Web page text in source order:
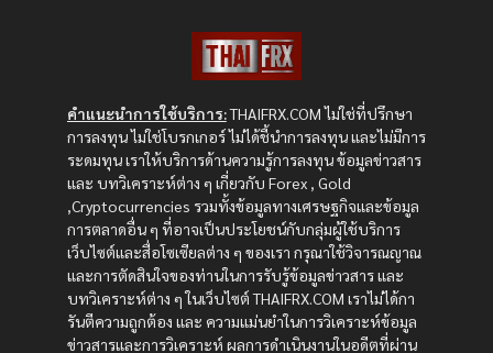
คำแนะนำการใช้บริการ:THAIFRX.COM ไม่ใช่ที่ปรึกษา
การลงทุน ไม่ใช่โบรกเกอร์ ไม่ได้ชี้นำการลงทุน และไม่มีการ
ระดมทุน เราให้บริการด้านความรู้การลงทุน ข้อมูลข่าวสาร
และ บทวิเคราะห์ต่าง ๆ เกี่ยวกับ Forex , Gold
,Cryptocurrencies รวมทั้งข้อมูลทางเศรษฐกิจและข้อมูล
การตลาดอื่น ๆ ที่อาจเป็นประโยชน์กับกลุ่มผู้ใช้บริการ
เว็บไซต์และสื่อโซเซียลต่าง ๆ ของเรา กรุณาใช้วิจารณญาณ
และการตัดสินใจของท่านในการรับรู้ข้อมูลข่าวสาร และ
บทวิเคราะห์ต่าง ๆ ในเว็บไซต์ THAIFRX.COM เราไม่ได้กา
รันตีความถูกต้อง และ ความแม่นยำในการวิเคราะห์ข้อมูล
ข่าวสารและการวิเคราะห์ ผลการดำเนินงานในอดีตที่ผ่าน